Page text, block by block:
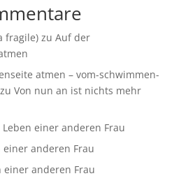
fragile)zu Auf der
atmen – vom-schwimmen-
zu Von nun an ist nichts mehr
Leben einer anderen Frau
einer anderen Frau
einer anderen Frau